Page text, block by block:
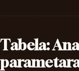
Tabela: